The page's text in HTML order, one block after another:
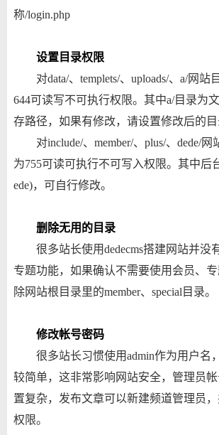
称/login.php
设置目录权限
对data/、templets/、uploads/、a/网站
644可读写不可执行权限。其中a/目录为
存路径，如果有修改，请设置修改后的目
对include/、member/、plus/、dede/网
为755可读可执行不可写入权限。其中后
ede)，可自行修改。
删除无用的目录
很多站长使用dedecms搭建网站并没有
专题功能，如果确认不需要使用会员、
除网站根目录里的member、special目录。
修改帐号密码
很多站长习惯使用admin作为用户名
较简单，这非常影响网站安全，管理员
置复杂，发布文章可以新建频道管理员
权限。